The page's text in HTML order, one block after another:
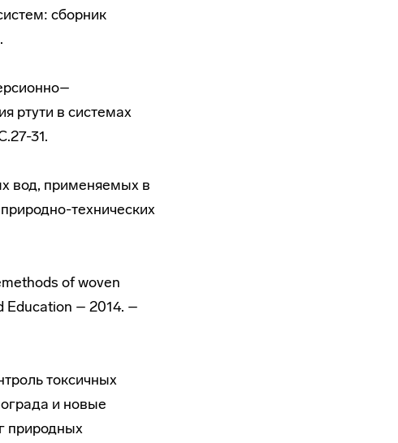
сборник
ртути в системах
31.
вод, применяемых в
технических
of woven
Education – 2014. –
токсичных
и новые
природных